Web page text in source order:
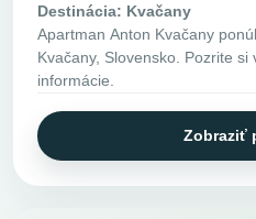
Destinácia: Kvačany
Apartman Anton Kvačany
Kvačany, Slovensko. Pozrite
informácie.
Zobraziť